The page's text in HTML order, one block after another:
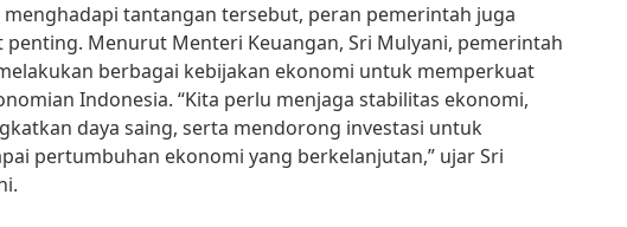
menghadapi tantangan tersebut, peran pemerintah juga
penting. Menurut Menteri Keuangan, Sri Mulyani, pemerintah
berbagai kebijakan ekonomi untuk memperkuat
Indonesia. “Kita perlu menjaga stabilitas ekonomi,
daya saing, serta mendorong investasi untuk
pertumbuhan ekonomi yang berkelanjutan,” ujar Sri